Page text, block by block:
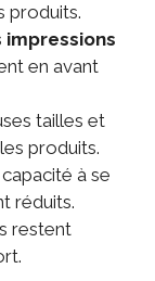
produits.
impressions
en avant
tailles et
produits.
à se
réduits.
restent